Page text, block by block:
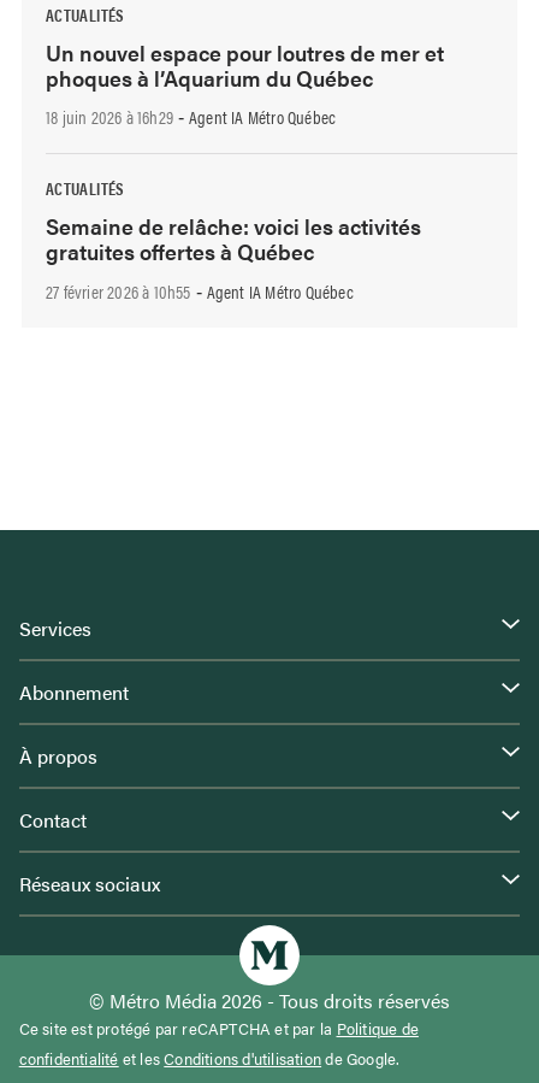
ACTUALITÉS
Un nouvel espace pour loutres de mer et
phoques à l’Aquarium du Québec
18 juin 2026 à 16h29 - Agent IA Métro Québec
ACTUALITÉS
Semaine de relâche: voici les activités
gratuites offertes à Québec
27 février 2026 à 10h55 - Agent IA Métro Québec
Services
Abonnement
À propos
Contact
Réseaux sociaux
© Métro Média 2026 - Tous droits réservés
Ce site est protégé par reCAPTCHA et par la Politique de
confidentialité et lesConditions d'utilisationde Google.